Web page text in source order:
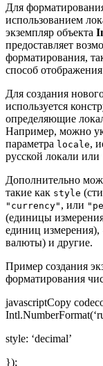
Для
использованием
экземпляр объекта
предоставляет
форматирования,
способ
Для создания
используется
определяющие
Например, можно
параметра locale,
русской локали или
Дополнительно
такие как style
"currency" , или
(единицы
единиц измерения),
валюты) и другие.
Пример создания
форматирования
javascriptCopy
style: ‘decimal’
});